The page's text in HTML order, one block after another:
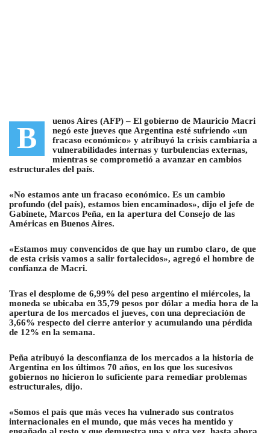
B uenos Aires (AFP) – El gobierno de Mauricio Macri
negó este jueves que Argentina esté sufriendo «un
fracaso económico» y atribuyó la crisis cambiaria a
vulnerabilidades internas y turbulencias externas,
mientras se comprometió a avanzar en cambios
estructurales del país.
«No estamos ante un fracaso económico. Es un cambio
profundo (del país), estamos bien encaminados», dijo el jefe de
Gabinete, Marcos Peña, en la apertura del Consejo de las
Américas en Buenos Aires.
«Estamos muy convencidos de que hay un rumbo claro, de que
de esta crisis vamos a salir fortalecidos», agregó el hombre de
confianza de Macri.
Tras el desplome de 6,99% del peso argentino el miércoles, la
moneda se ubicaba en 35,79 pesos por dólar a media hora de la
apertura de los mercados el jueves, con una depreciación de
3,66% respecto del cierre anterior y acumulando una pérdida
de 12% en la semana.
Peña atribuyó la desconfianza de los mercados a la historia de
Argentina en los últimos 70 años, en los que los sucesivos
gobiernos no hicieron lo suficiente para remediar problemas
estructurales, dijo.
«Somos el país que más veces ha vulnerado sus contratos
internacionales en el mundo, que más veces ha mentido y